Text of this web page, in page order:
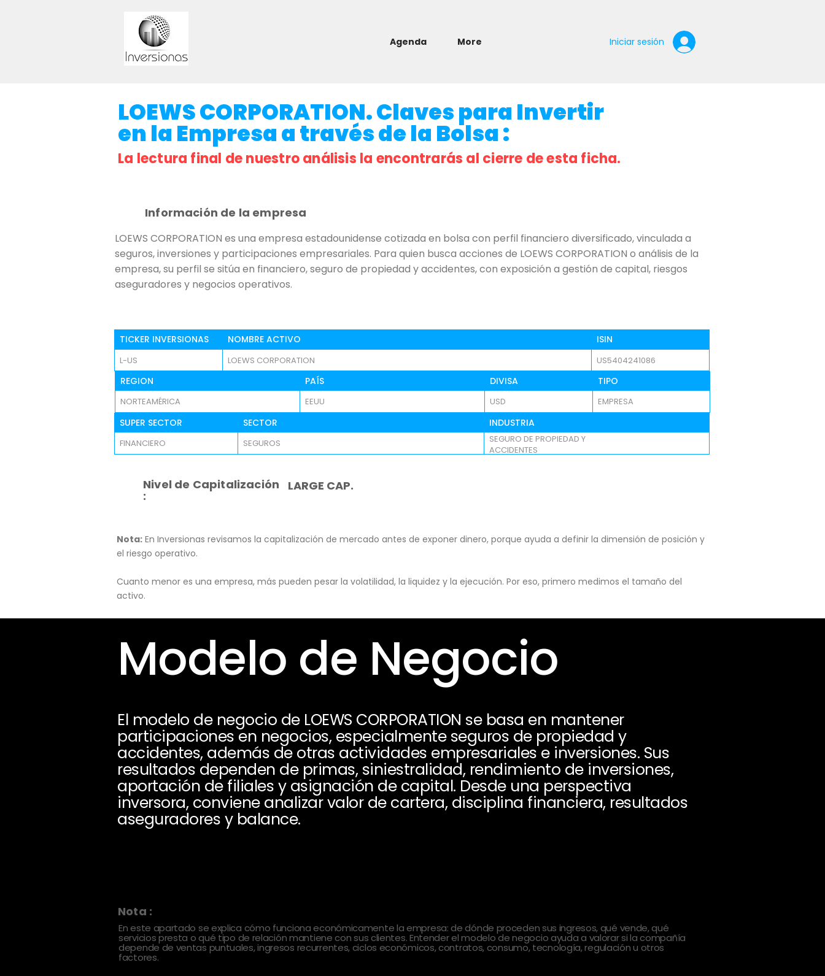
Agenda More Iniciar sesión
LOEWS CORPORATION. Claves para Invertir
en la Empresa a través de la Bolsa :
La lectura final de nuestro análisis la encontrarás al cierre de esta ficha.
Información de la empresa
LOEWS CORPORATION es una empresa estadounidense cotizada en bolsa con perfil financiero diversificado, vinculada a
seguros, inversiones y participaciones empresariales. Para quien busca acciones de LOEWS CORPORATION o análisis de la
empresa, su perfil se sitúa en financiero, seguro de propiedad y accidentes, con exposición a gestión de capital, riesgos
aseguradores y negocios operativos.
TICKER INVERSIONAS NOMBRE ACTIVO ISIN
L-US LOEWS CORPORATION US5404241086
REGION PAÍS DIVISA TIPO
NORTEAMÉRICA EEUU USD EMPRESA
SUPER SECTOR SECTOR INDUSTRIA
FINANCIERO SEGUROS
SEGURO DE PROPIEDAD Y
ACCIDENTES
Nivel de Capitalización
:
LARGE CAP.
Nota: En Inversionas revisamos la capitalización de mercado antes de exponer dinero, porque ayuda a definir la dimensión de posición y
el riesgo operativo.
Cuanto menor es una empresa, más pueden pesar la volatilidad, la liquidez y la ejecución. Por eso, primero medimos el tamaño del
activo.
Modelo de Negocio
El modelo de negocio de LOEWS CORPORATION se basa en mantener
participaciones en negocios, especialmente seguros de propiedad y
accidentes, además de otras actividades empresariales e inversiones. Sus
resultados dependen de primas, siniestralidad, rendimiento de inversiones,
aportación de filiales y asignación de capital. Desde una perspectiva
inversora, conviene analizar valor de cartera, disciplina financiera, resultados
aseguradores y balance.
Nota :
En este apartado se explica cómo funciona económicamente la empresa: de dónde proceden sus ingresos, qué vende, qué
servicios presta o qué tipo de relación mantiene con sus clientes. Entender el modelo de negocio ayuda a valorar si la compañía
depende de ventas puntuales, ingresos recurrentes, ciclos económicos, contratos, consumo, tecnología, regulación u otros
factores.